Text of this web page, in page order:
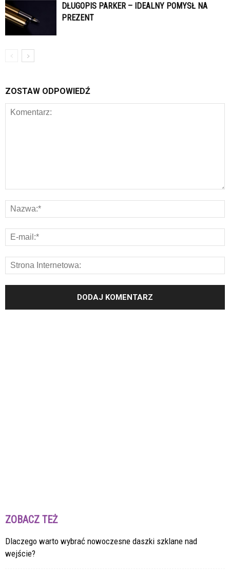
DŁUGOPIS PARKER – IDEALNY POMYSŁ NA
PREZENT
ZOSTAW ODPOWIEDŹ
ZOBACZ TEŻ
Dlaczego warto wybrać nowoczesne daszki szklane nad
wejście?